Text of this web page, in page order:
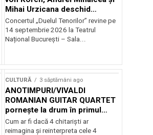
Mihai Urzicana deschid
stagiunea Musical
Extravaganza la TNB
Concertul „Duelul Tenorilor” revine pe
14 septembrie 2026 la Teatrul
Național București – Sala...
CULTURĂ 3 săptămâni ago
ANOTIMPURI/VIVALDI
ROMANIAN GUITAR QUARTET
pornește la drum în primul
turneu național
Cum ar fi dacă 4 chitarişti ar
reimagina şi reinterpreta cele 4